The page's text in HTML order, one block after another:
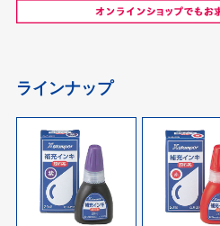
ラインナップ